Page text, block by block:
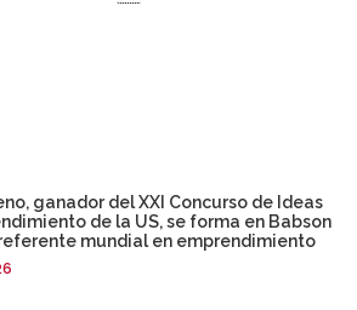
ganador del XXI Concurso de Ideas
de la US, se forma en Babson
mundial en emprendimiento